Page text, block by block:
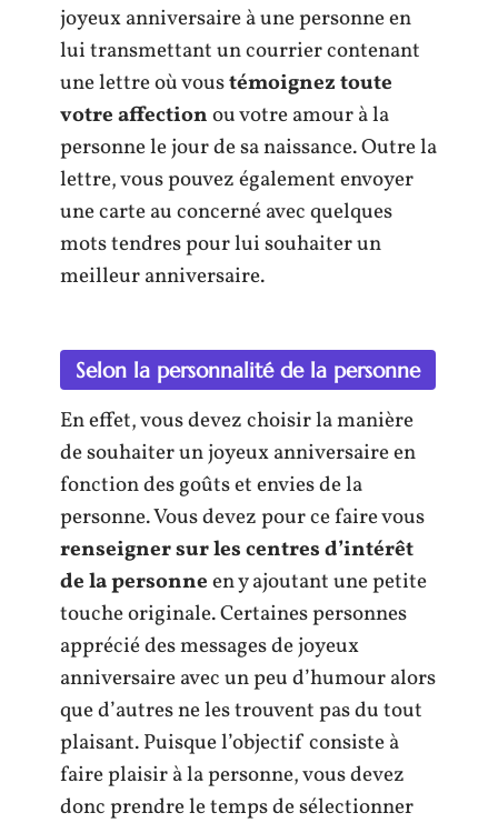
joyeux anniversaire à une personne en
lui transmettant un courrier contenant
une lettre où voustémoignez toute
votre affectionou votre amour à la
personne le jour de sa naissance. Outre la
lettre, vous pouvez également envoyer
une carte au concerné avec quelques
mots tendres pour lui souhaiter un
meilleur anniversaire.
Selon la personnalité de la personne
En effet, vous devez choisir la manière
de souhaiter un joyeux anniversaire en
fonction des goûts et envies de la
personne. Vous devez pour ce faire vous
renseigner sur les centres d’intérêt
de la personneen y ajoutant une petite
touche originale. Certaines personnes
apprécié des messages de joyeux
anniversaire avec un peu d’humour alors
que d’autres ne les trouvent pas du tout
plaisant. Puisque l’objectif consiste à
faire plaisir à la personne, vous devez
donc prendre le temps de sélectionner